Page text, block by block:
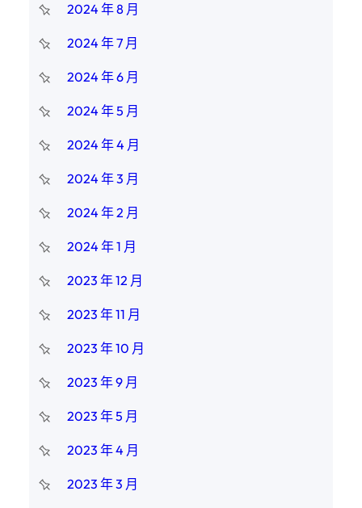
2024 年 8 月
2024 年 7 月
2024 年 6 月
2024 年 5 月
2024 年 4 月
2024 年 3 月
2024 年 2 月
2024 年 1 月
2023 年 12 月
2023 年 11 月
2023 年 10 月
2023 年 9 月
2023 年 5 月
2023 年 4 月
2023 年 3 月